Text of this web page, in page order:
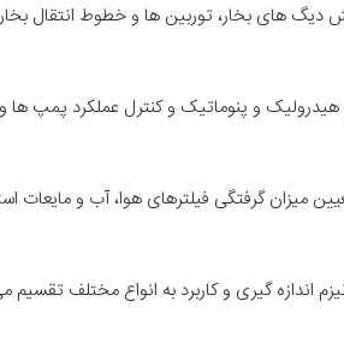
دیگ های بخار، توربین ها و خطوط انتقال
و پنوماتیک و کنترل عملکرد پمپ ها
میزان گرفتگی فیلترهای هوا، آب و مایعات
اندازه گیری و کاربرد به انواع مختلف تقسیم